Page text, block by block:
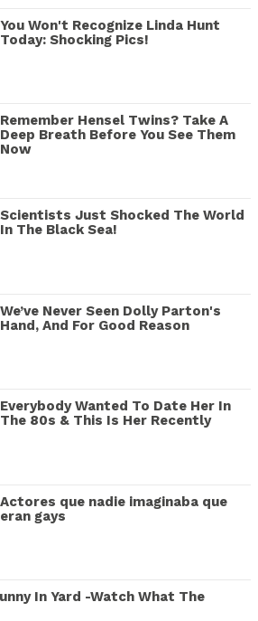
You Won't Recognize Linda Hunt
Today: Shocking Pics!
Remember Hensel Twins? Take A
Deep Breath Before You See Them
Now
Scientists Just Shocked The World
In The Black Sea!
We’ve Never Seen Dolly Parton's
Hand, And For Good Reason
Everybody Wanted To Date Her In
The 80s & This Is Her Recently
Actores que nadie imaginaba que
eran gays
In Yard -Watch What The